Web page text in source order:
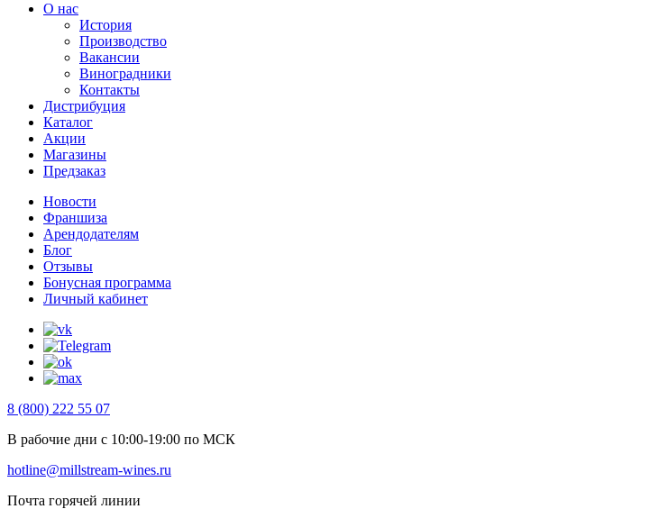
О нас
История
Производство
Вакансии
Виноградники
Контакты
Дистрибуция
Каталог
Акции
Магазины
Предзаказ
Новости
Франшиза
Арендодателям
Блог
Отзывы
Бонусная программа
Личный кабинет
8 (800) 222 55 07
В рабочие дни с 10:00-19:00 по МСК
hotline@millstream-wines.ru
Почта горячей линии